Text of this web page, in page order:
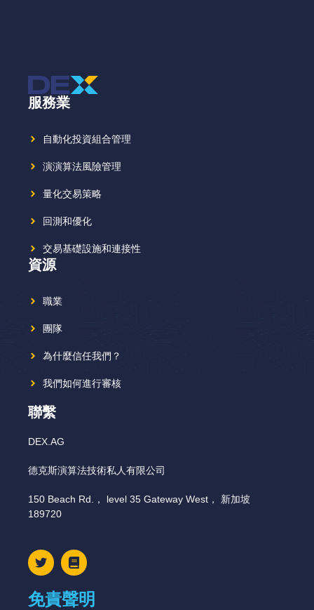
服務業
自動化投資組合管理
演演算法風險管理
量化交易策略
回測和優化
交易基礎設施和連接性
資源
職業
團隊
為什麼信任我們？
我們如何進行審核
聯繫
DEX.AG
德克斯演算法技術私人有限公司
150 Beach Rd.， level 35 Gateway West， 新加坡
189720
免責聲明